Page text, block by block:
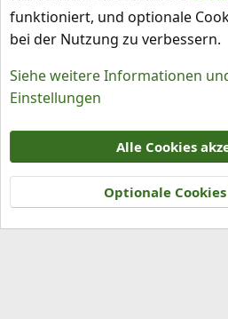
Nutzungsbedingungen
Hilfe und Impressum
R
S
S
Community platform by XenForo® ©
funktioniert, und optionale
bei der Nutzung zu verbessern.
Siehe weitere Informationen
Einstellungen
Alle Cookies
Optionale